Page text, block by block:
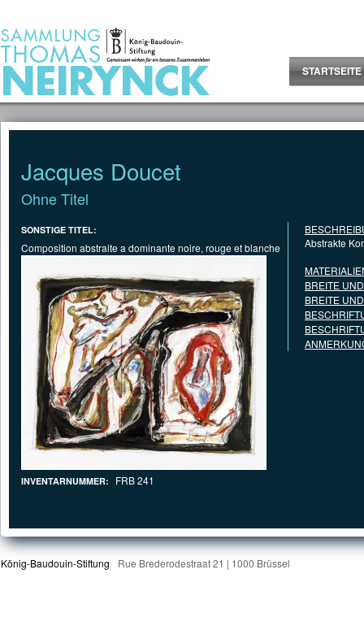
STARTSEITE
Jacques Doucet
Ohne Titel
SONSTIGE TITEL:
Composition abstraite a dominante noire, rouge et blanche
INVENTARNUMMER: FRB 241
Abstrakte
BREITE
BREITE
König-Baudouin-Stiftung Rue Brederodestraat 21 | 1000 Brüssel